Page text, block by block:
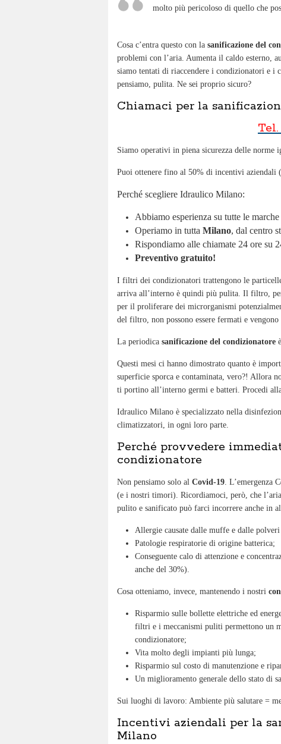
molto più pericoloso di quello che
Cosa c’entra questo con la sanificazione del
problemi con l’aria. Aumenta il caldo esterno,
siamo tentati di riaccendere i condizionatori e i
pensiamo, pulita. Ne sei proprio sicuro?
Chiamaci per la
Tel.
Siamo operativi in piena sicurezza delle norme
Puoi ottenere fino al 50% di incentivi aziendali
Perché scegliere Idraulico Milano:
Abbiamo esperienza su tutte le
Operiamo in tutta Milano, dal centro
Rispondiamo alle chiamate 24 ore su
Preventivo gratuito!
I filtri dei condizionatori trattengono le
arriva all’interno è quindi più pulita. Il filtro,
per il proliferare dei microrganismi
del filtro, non possono essere fermati e vengono
La periodica sanificazione del condizionatore
Questi mesi ci hanno dimostrato quanto è
superficie sporca e contaminata, vero?! Allora
ti portino all’interno germi e batteri. Procedi
Idraulico Milano è specializzato nella
climatizzatori, in ogni loro parte.
Perché provvedere
condizionatore
Non pensiamo solo al Covid-19 . L’emergenza
(e i nostri timori). Ricordiamoci, però, che
pulito e sanificato può farci incorrere anche in
Allergie causate dalle muffe e dalle
Patologie respiratorie di origine batterica;
Conseguente calo di attenzione e
anche del 30%).
Cosa otteniamo, invece, mantenendo i nostri
Risparmio sulle bollette elettriche ed
filtri e i meccanismi puliti permettono un
condizionatore;
Vita molto degli impianti più lunga;
Risparmio sul costo di manutenzione e
Un miglioramento generale dello stato di
Sui luoghi di lavoro: Ambiente più salutare =
Incentivi aziendali per la
Milano